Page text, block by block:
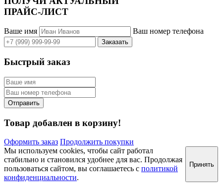
ПРАЙС-ЛИСТ
Ваше имя Ваш номер телефона
Быстрый заказ
Товар добавлен в корзину!
Оформить заказ Продолжить покупки
Мы используем cookies, чтобы сайт работал
стабильно и становился удобнее для вас. Продолжая
пользоваться сайтом, вы соглашаетесь с политикой
конфиденциальности.
Принять